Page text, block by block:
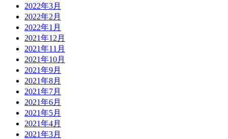
2022年3月
2022年2月
2022年1月
2021年12月
2021年11月
2021年10月
2021年9月
2021年8月
2021年7月
2021年6月
2021年5月
2021年4月
2021年3月